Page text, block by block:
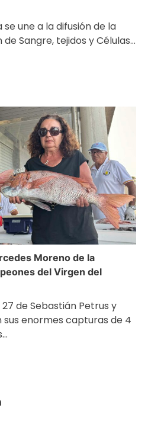
se une a la difusión de la
Sangre, tejidos y Células…
Moreno de la
del Virgen del
de Sebastián Petrus y
sus enormes capturas de 4